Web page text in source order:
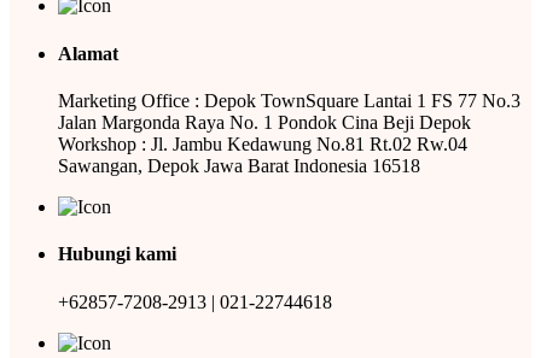
Alamat
Marketing Office : Depok TownSquare Lantai 1 FS 77 No.3
Jalan Margonda Raya No. 1 Pondok Cina Beji Depok
Workshop : Jl. Jambu Kedawung No.81 Rt.02 Rw.04
Sawangan, Depok Jawa Barat Indonesia 16518
Hubungi kami
+62857-7208-2913 | 021-22744618